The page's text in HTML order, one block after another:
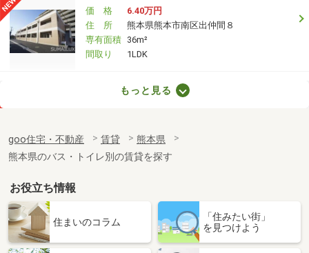
価 格
6.40万円
住 所
熊本県熊本市南区出仲間８
専有面積 36m²
間取り
1LDK
熊本県熊本市中央区南熊本４
専有面積
41.17m²
間取り
1LDK
熊本県熊本市中央区春竹町大字春竹
価 格
4.20万円
熊本県熊本市中央区春竹町大字春竹
専有面積 21.44m²
もっと見る
goo住宅・不動産 賃貸
熊本県
熊本県のバス・トイレ別の賃貸を探す
お役立ち情報
住まいのコラム
「住みたい街」
を見つけよう